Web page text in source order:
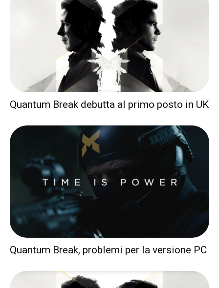
Quantum Break debutta al primo posto in UK
Quantum Break, problemi per la versione PC